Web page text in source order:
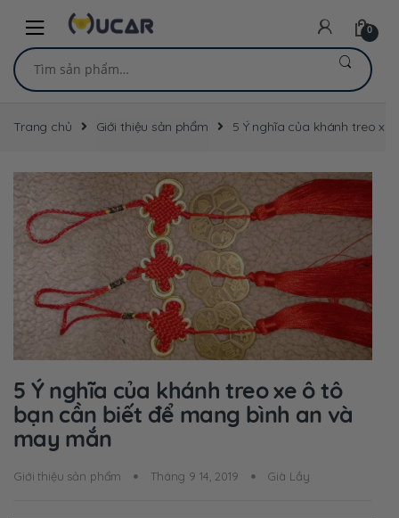
navigation
content
0
Tìm
kiếm:
Trang chủ Giới thiệu sản phẩm 5 Ý nghĩa của khánh treo
5 Ý nghĩa của khánh treo xe ô tô
bạn cần biết để mang bình an và
may mắn
Giới thiệu sản phẩm Tháng 9 14, 2019 Già Lầy